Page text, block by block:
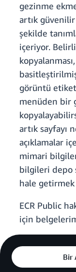
gezinme
artık güvenilir
şekilde
içeriyor. Belirli
görüntü
menüden bir
artık sayfayı
açıklamalar
mimari
bilgileri depo
hale
ECR Public
için
Bir